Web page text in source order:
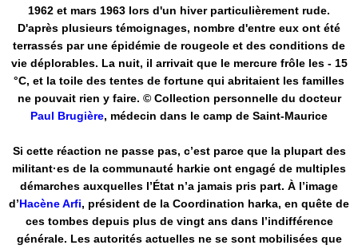
1962 et mars 1963 lors d'un hiver particulièrement rude.
D'après plusieurs témoignages, nombre d'entre eux ont été
terrassés par une épidémie de rougeole et des conditions de
vie déplorables. La nuit, il arrivait que le mercure frôle les - 15
°C, et la toile des tentes de fortune qui abritaient les familles
ne pouvait rien y faire. © Collection personnelle du docteur
Paul Brugière, médecin dans le camp de Saint-Maurice
Si cette réaction ne passe pas, c’est parce que la plupart des
militant·es de la communauté harkie ont engagé de multiples
démarches auxquelles l’État n’a jamais pris part. À l’image
d’Hacène Arfi, président de la Coordination harka, en quête de
ces tombes depuis plus de vingt ans dans l’indifférence
générale. Les autorités actuelles ne se sont mobilisées que